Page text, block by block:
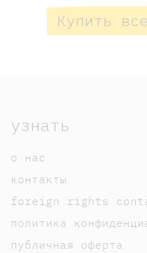
Купить
узнать
о нас
контакты
foreign rights
политика
публичная оферта